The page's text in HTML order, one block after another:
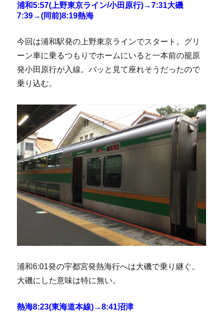
浦和5:57(上野東京ライン/小田原行)→7:31大磯
7:39→(同前)8:19熱海
今回は浦和駅発の上野東京ラインでスタート。グリ
ーン車に乗るつもりでホームにいると一本前の籠原
発小田原行が入線。パッと見て座れそうだったので
乗り込む。
浦和6:01発の宇都宮発熱海行へは大磯で乗り継ぐ。
大磯にした意味は特に無い。
熱海8:23(東海道本線)→8:41沼津